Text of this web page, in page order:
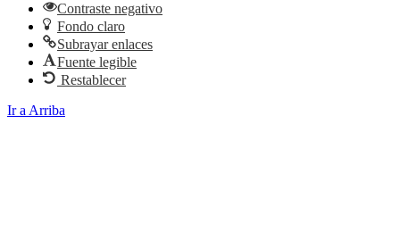
Contraste negativo
Fondo claro
Subrayar enlaces
Fuente legible
Restablecer
Ir a Arriba